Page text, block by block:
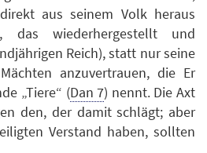
aus seinem Volk heraus
das wiederhergestellt und
Reich), statt nur seine
anzuvertrauen, die Er
„Tiere“ (Dan 7) nennt. Die Axt
den, der damit schlägt; aber
Verstand haben, sollten